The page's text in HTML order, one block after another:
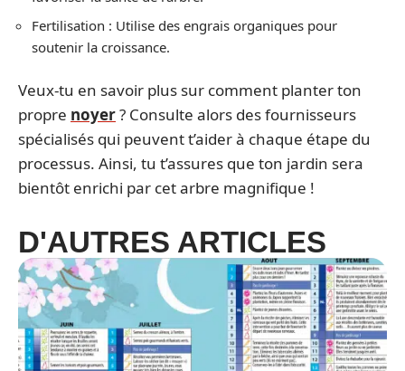
Fertilisation : Utilise des engrais organiques pour
soutenir la croissance.
Veux-tu en savoir plus sur comment planter ton
propre noyer? Consulte alors des fournisseurs
spécialisés qui peuvent t’aider à chaque étape du
processus. Ainsi, tu t’assures que ton jardin sera
bientôt enrichi par cet arbre magnifique !
D'AUTRES ARTICLES